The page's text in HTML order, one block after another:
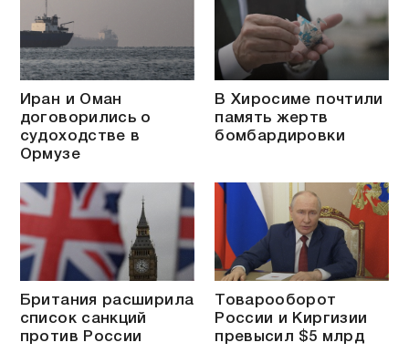
Иран и Оман
договорились о
судоходстве в
Ормузе
В Хиросиме почтили
память жертв
бомбардировки
Британия расширила
список санкций
против России
Товарооборот
России и Киргизии
превысил $5 млрд